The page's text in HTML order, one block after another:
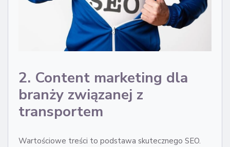
2. Content marketing dla
branży związanej z
transportem
Wartościowe treści to podstawa skutecznego SEO.